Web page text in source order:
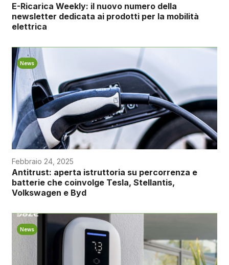
E-Ricarica Weekly: il nuovo numero della
newsletter dedicata ai prodotti per la mobilità
elettrica
News
Febbraio 24, 2025
Antitrust: aperta istruttoria su percorrenza e
batterie che coinvolge Tesla, Stellantis,
Volkswagen e Byd
News